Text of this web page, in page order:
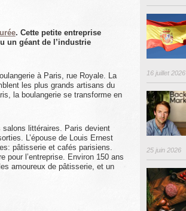
. Cette petite entreprise
un géant de l’industrie
à Paris, rue Royale. La
les plus grands artisans du
la boulangerie se transforme en
littéraires. Paris devient
L’épouse de Louis Ernest
pâtisserie et cafés parisiens.
pour l’entreprise. Environ 150 ans
amoureux de pâtisserie, et un
16 juillet 2026
25 juin 2026